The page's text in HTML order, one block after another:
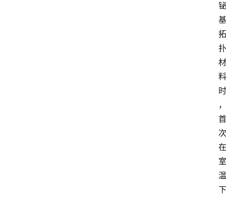
铋
基
拓
扑
材
料
时
，
首
次
在
室
温
下